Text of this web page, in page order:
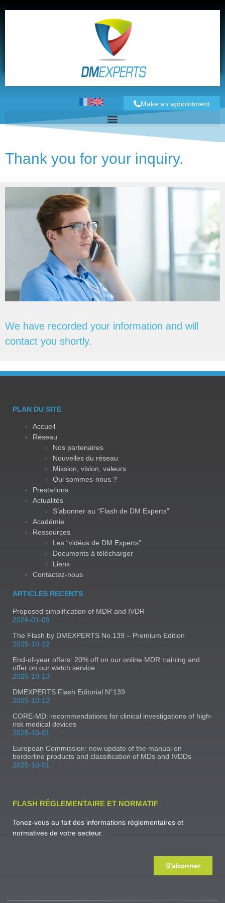
Make an appointment
Thank you for your inquiry.
We have recorded your information and will
contact you shortly.
PLAN DU SITE
Accueil
Réseau
Nos partenaires
Nouvelles du réseau
Mission, vision, valeurs
Qui sommes-nous ?
Prestations
Actualités
S’abonner au “Flash de DM Experts”
Académie
Ressources
Les “vidéos de DM Experts”
Documents à télécharger
Liens
Contactez-nous
ARTICLES RECENTS
Proposed simplification of MDR and IVDR
2026-01-09
The Flash by DMEXPERTS No.139 – Premium Edition
2025-10-22
End-of-year offers: 20% off on our online MDR training and
offer on our watch service
2025-10-13
DMEXPERTS Flash Editorial N°139
2025-10-12
CORE-MD: recommendations for clinical investigations of high-
risk medical devices
2025-10-01
European Commission: new update of the manual on
borderline products and classification of MDs and IVDDs
2025-10-01
FLASH RÉGLEMENTAIRE ET NORMATIF
Tenez-vous au fait des informations réglementaires et
normatives de votre secteur.
S'abonner